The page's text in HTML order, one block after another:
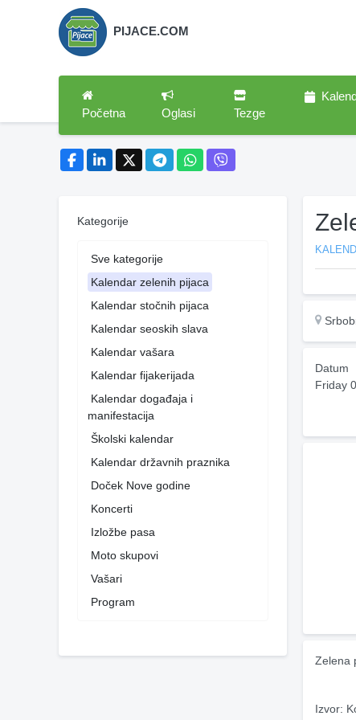
PIJACE.COM
Početna Oglasi Tezge
Kategorije
Sve kategorije
Kalendar zelenih pijaca
Kalendar stočnih pijaca
Kalendar seoskih slava
Kalendar vašara
Kalendar fijakerijada
Kalendar događaja i
manifestacija
Školski kalendar
Kalendar državnih praznika
Doček Nove godine
Koncerti
Izložbe pasa
Moto skupovi
Vašari
Program
Datum
Friday
Zelena
Izvor: